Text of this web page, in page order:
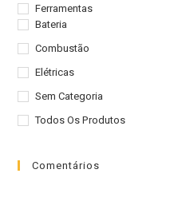
Ferramentas
Bateria
Combustão
Elétricas
Sem Categoria
Todos Os Produtos
Comentários